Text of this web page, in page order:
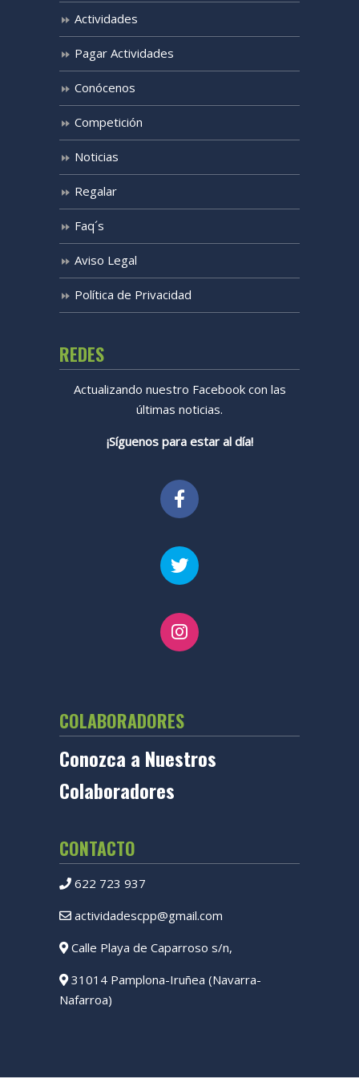
Actividades
Pagar Actividades
Conócenos
Competición
Noticias
Regalar
Faq´s
Aviso Legal
Política de Privacidad
REDES
Actualizando nuestro Facebook con las
últimas noticias.
¡Síguenos para estar al día!
COLABORADORES
Conozca a Nuestros
Colaboradores
CONTACTO
622 723 937
actividadescpp@gmail.com
Calle Playa de Caparroso s/n,
31014 Pamplona-Iruñea (Navarra-
Nafarroa)